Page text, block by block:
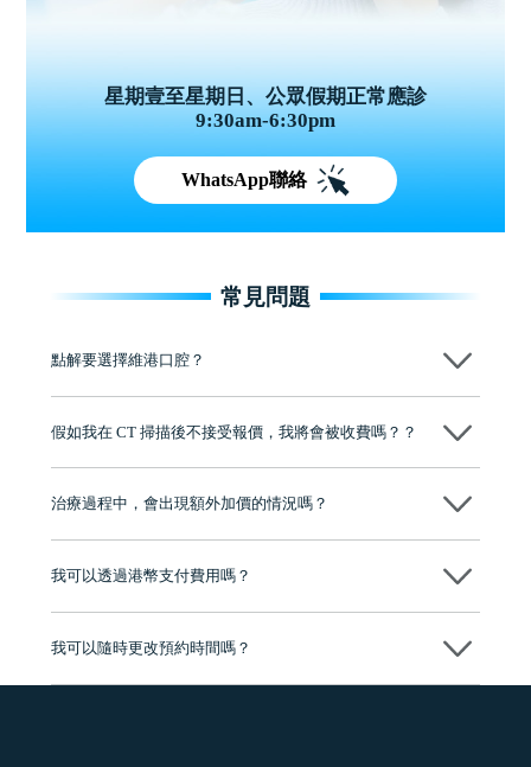
星期壹至星期日、公眾假期正常應診
9:30am-6:30pm
WhatsApp聯絡
常見問題
點解要選擇維港口腔？
牌」、「2025香港企業領袖品牌」，是諾貝爾種植系統全球放心植牙中
至今已服務超過三十個國家和地區的顧客，受到粵港澳大灣區及周邊城
市市民極高的口碑評價及信任推薦 珠海、深圳設有八大分院，香港亦設
有咨詢及服務保障中心，有任何問題都可以隨時預約免費咨詢，讓人十
假如我在 CT 掃描後不接受報價，我將會被收費嗎？？
不會！只要未開始實際服務之前，你不會被收取任何費用。
治療過程中，會出現額外加價的情況嗎？
我可以透過港幣支付費用嗎？
我可以隨時更改預約時間嗎？